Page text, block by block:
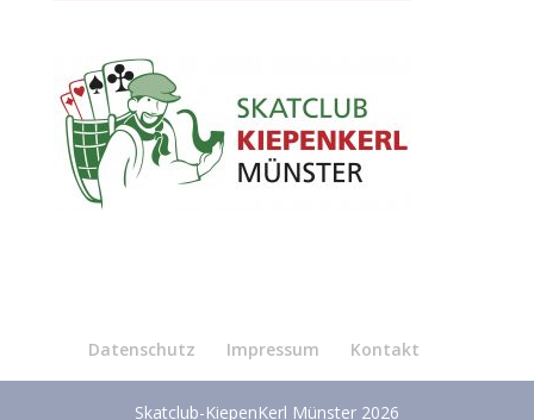
Datenschutz Impressum Kontakt
Skatclub-KiepenKerl Münster 2026